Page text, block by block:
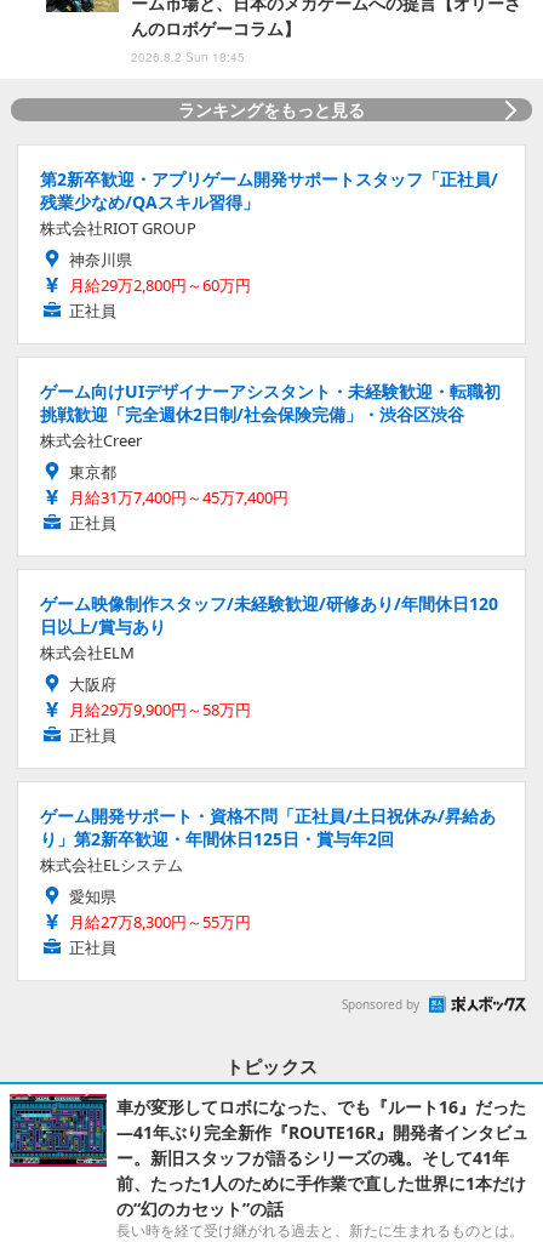
んのロボゲーコラム】
2026.8.2 Sun 18:45
ランキングをもっと見る
第2新卒歓迎・アプリゲーム開発サポートスタッフ「正社員/
残業少なめ/QAスキル習得」
株式会社RIOT GROUP
神奈川県
月給29万2,800円～60万円
正社員
ゲーム向けUIデザイナーアシスタント・未経験歓迎・転職初
挑戦歓迎「完全週休2日制/社会保険完備」・渋谷区渋谷
株式会社Creer
東京都
月給31万7,400円～45万7,400円
正社員
ゲーム映像制作スタッフ/未経験歓迎/研修あり/年間休日120
日以上/賞与あり
株式会社ELM
大阪府
月給29万9,900円～58万円
正社員
ゲーム開発サポート・資格不問「正社員/土日祝休み/昇給あ
り」第2新卒歓迎・年間休日125日・賞与年2回
株式会社ELシステム
愛知県
月給27万8,300円～55万円
正社員
Sponsored by
トピックス
車が変形してロボになった、でも『ルート16』だった
―41年ぶり完全新作『ROUTE16R』開発者インタビュ
ー。新旧スタッフが語るシリーズの魂。そして41年
前、たった1人のために手作業で直した世界に1本だけ
の“幻のカセット”の話
長い時を経て受け継がれる過去と、新たに生まれるものとは。